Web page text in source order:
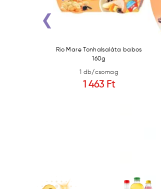
Rio Mare Tonhalsaláta babos
160g
1 db/csomag
1 463 Ft
‹